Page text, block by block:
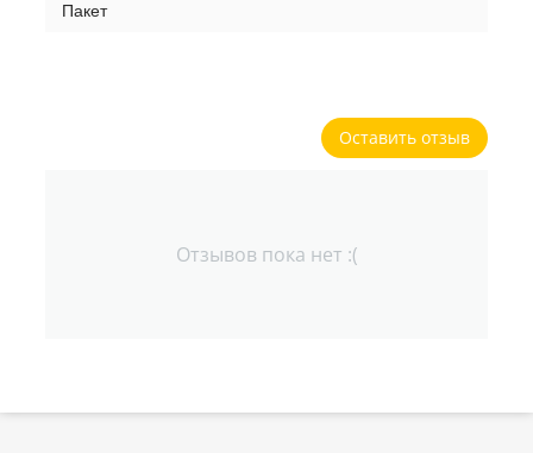
Пакет
Оставить отзыв
Отзывов пока нет :(